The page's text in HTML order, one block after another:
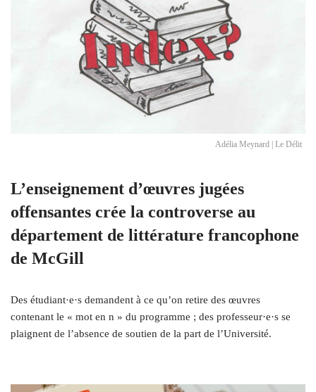
Adélia Meynard | Le Délit
L’enseignement d’œuvres jugées
offensantes crée la controverse au
département de littérature francophone
de McGill
Des étudiant·e·s demandent à ce qu’on retire des œuvres
contenant le « mot en n » du programme ; des professeur·e·s se
plaignent de l’absence de soutien de la part de l’Université.